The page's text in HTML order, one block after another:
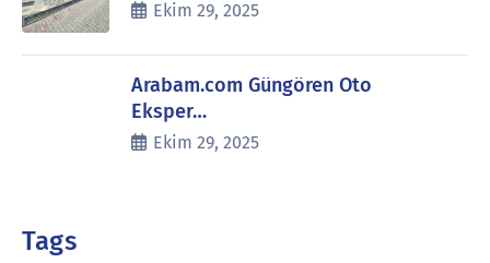
Ekim 29, 2025
Arabam.com Güngören Oto
Eksper…
Ekim 29, 2025
Tags